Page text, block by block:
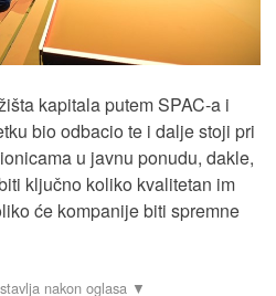
kapitala putem SPAC-a i
bio odbacio te i dalje stoji pri
u javnu ponudu, dakle,
ključno koliko kvalitetan im
će kompanije biti spremne